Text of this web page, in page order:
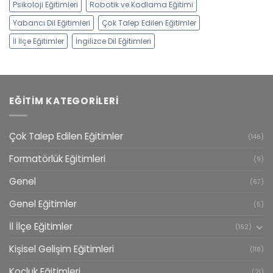
Psikoloji Eğitimleri
Robotik ve Kodlama Eğitimi
Yabancı Dil Eğitimleri
Çok Talep Edilen Eğitimler
İl İlçe Eğitimler
İngilizce Dil Eğitimleri
EĞITIM KATEGORILERI
Çok Talep Edilen Eğitimler (146)
Formatörlük Eğitimleri (9)
Genel (67)
Genel Eğitimler (5)
İl İlçe Eğitimler (162)
Kişisel Gelişim Eğitimleri (118)